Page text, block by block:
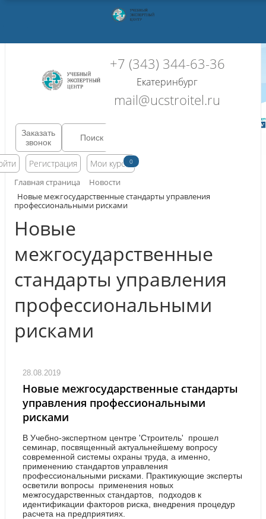
+7 (343) 344-63-36
Екатеринбург
mail@ucstroitel.ru
Заказать
звонок
Регистрация Мои курсы0
Главная страница
Новости
Новые межгосударственные стандарты управления
профессиональными рисками
Новые
межгосударственные
стандарты управления
профессиональными
рисками
28.08.2019
Новые межгосударственные стандарты
управления профессиональными
рисками
В Учебно-экспертном центре 'Строитель' прошел
семинар, посвященный актуальнейшему вопросу
современной системы охраны труда, а именно,
применению стандартов управления
профессиональными рисками. Практикующие эксперты
осветили вопросы применения новых
межгосударственных стандартов, подходов к
идентификации факторов риска, внедрения процедур
расчета на предприятиях.